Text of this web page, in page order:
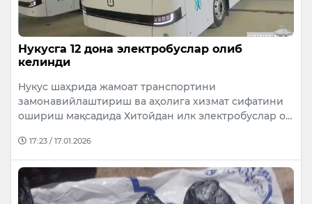
Нукусга 12 дона электробуслар олиб
келинди
Нукус шаҳрида жамоат транспортини
замонавийлаштириш ва аҳолига хизмат сифатини
ошириш мақсадида Хитойдан илк электробуслар о…
17:23 / 17.01.2026